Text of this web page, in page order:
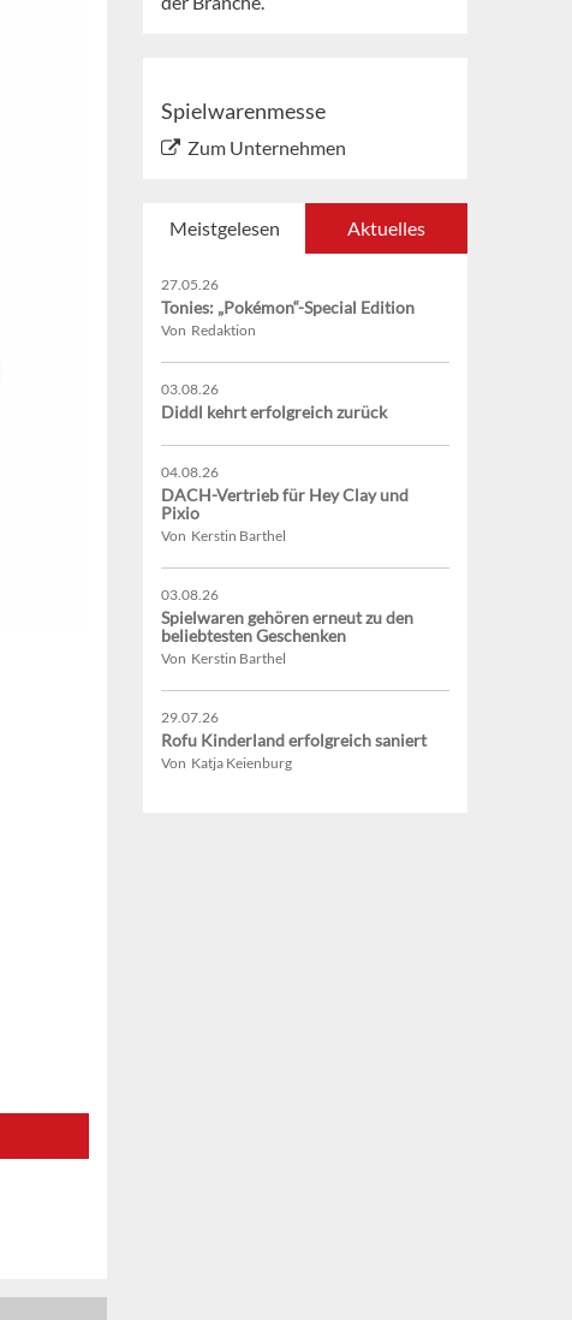
Spielwarenmesse
Zum Unternehmen
Meistgelesen Aktuelles
27.05.26
Tonies: „Pokémon“-Special Edition
Von Redaktion
03.08.26
Diddl kehrt erfolgreich zurück
04.08.26
DACH-Vertrieb für Hey Clay und
Pixio
Von Kerstin Barthel
03.08.26
Spielwaren gehören erneut zu den
beliebtesten Geschenken
Von Kerstin Barthel
29.07.26
Rofu Kinderland erfolgreich saniert
Von Katja Keienburg